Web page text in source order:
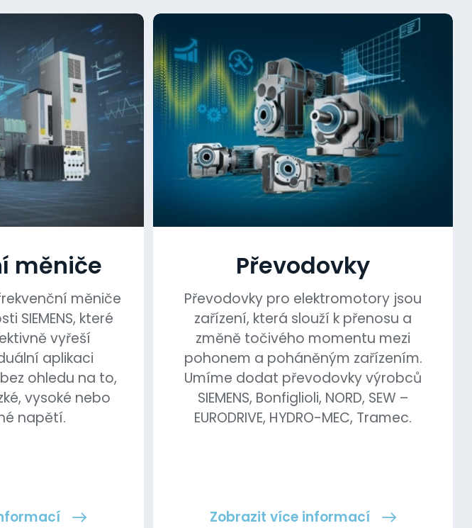
měniče
měniče
SIEMENS, které
vyřeší
aplikaci
ohledu na to,
vysoké nebo
napětí.
Převodovky
Převodovky pro elektromotory jsou
zařízení, která slouží k přenosu a
změně točivého momentu mezi
pohonem a poháněným zařízením.
Umíme dodat převodovky výrobců
SIEMENS, Bonfiglioli, NORD, SEW –
EURODRIVE, HYDRO-MEC, Tramec.
Zobrazit více informací